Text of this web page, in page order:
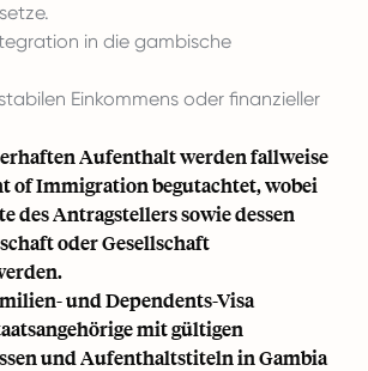
in die gambische
Einkommens oder finanzieller
Aufenthalt werden fallweise
of Immigration begutachtet, wobei
des Antragstellers sowie dessen
oder Gesellschaft
und Dependents-Visa
mit gültigen
und Aufenthaltstiteln in Gambia